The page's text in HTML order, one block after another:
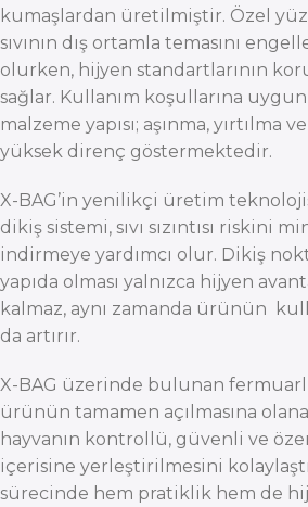
kumaşlardan üretilmiştir. Özel
sıvının dış ortamla temasını
olurken, hijyen standartlarının
sağlar. Kullanım koşullarına
malzeme yapısı; aşınma, yırtılma
yüksek direnç göstermektedir.
X-BAG’in yenilikçi üretim
dikiş sistemi, sıvı sızıntısı riskini
indirmeye yardımcı olur. Dikiş
yapıda olması yalnızca hijyen
kalmaz, aynı zamanda ürünün
da artırır.
X-BAG üzerinde bulunan
ürünün tamamen açılmasına
hayvanın kontrollü, güvenli ve
içerisine yerleştirilmesini
sürecinde hem pratiklik hem de